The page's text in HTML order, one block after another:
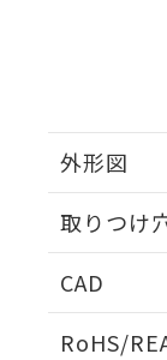
外形図
取りつけ
CAD
RoHS/